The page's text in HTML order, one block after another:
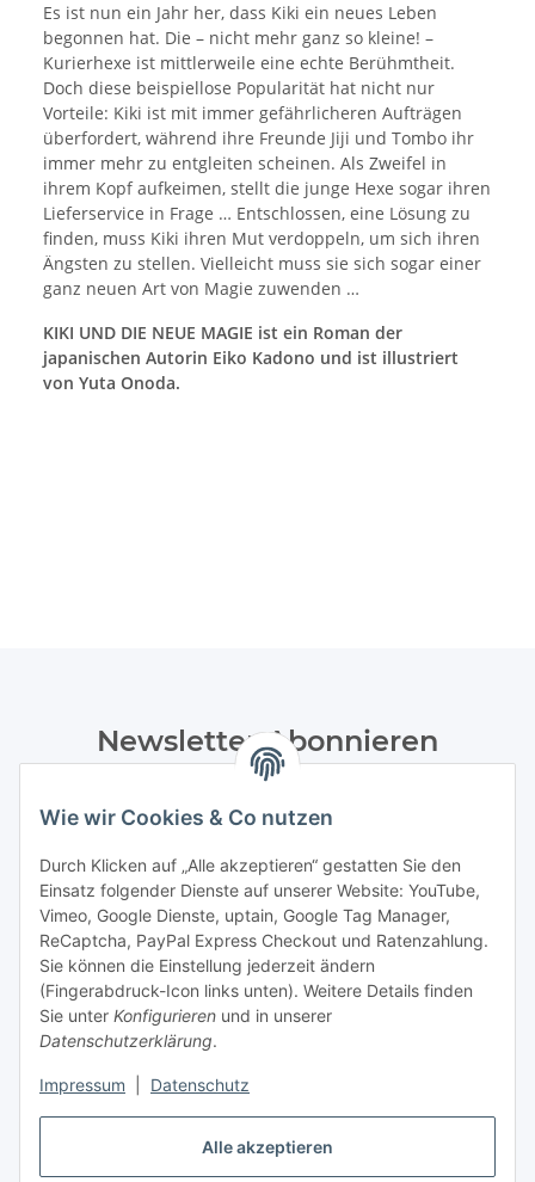
Alle akzeptieren
Wie wir Cookies & Co nutzen
Durch Klicken auf „Alle akzeptieren“ gestatten Sie den
Einsatz folgender Dienste auf unserer Website: YouTube,
Vimeo, Google Dienste, uptain, Google Tag Manager,
ReCaptcha, PayPal Express Checkout und Ratenzahlung.
Sie können die Einstellung jederzeit ändern
(Fingerabdruck-Icon links unten). Weitere Details finden
Sie unter Konfigurieren und in unserer
Datenschutzerklärung.
Impressum Datenschutz
Es ist nun ein Jahr her, dass Kiki ein neues Leben
begonnen hat. Die – nicht mehr ganz so kleine! –
Kurierhexe ist mittlerweile eine echte Berühmtheit.
Doch diese beispiellose Popularität hat nicht nur
Vorteile: Kiki ist mit immer gefährlicheren Aufträgen
überfordert, während ihre Freunde Jiji und Tombo ihr
immer mehr zu entgleiten scheinen. Als Zweifel in
ihrem Kopf aufkeimen, stellt die junge Hexe sogar ihren
Lieferservice in Frage … Entschlossen, eine Lösung zu
finden, muss Kiki ihren Mut verdoppeln, um sich ihren
Ängsten zu stellen. Vielleicht muss sie sich sogar einer
ganz neuen Art von Magie zuwenden …
KIKI UND DIE NEUE MAGIE ist ein Roman der
japanischen Autorin Eiko Kadono und ist illustriert
von Yuta Onoda.
Newsletter Abonnieren
Bitte senden Sie mir entsprechend Ihrer
Datenschutzerklärungregelmäßig und jederzeit widerruflich
Abonnieren
Newsletter Abonnieren
Informationen
Gesetzliche Informationen
Bestellung widerrufen